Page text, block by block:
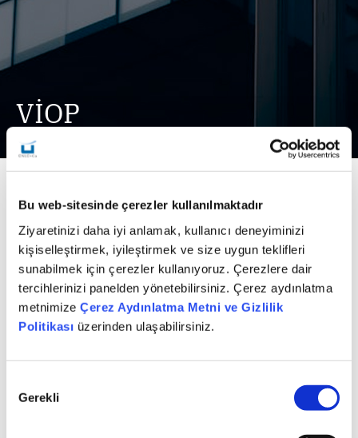
Bu web-sitesinde çerezler kullanılmaktadır
Ziyaretinizi daha iyi anlamak, kullanıcı deneyiminizi
kişiselleştirmek, iyileştirmek ve size uygun teklifleri
sunabilmek için çerezler kullanıyoruz. Çerezlere dair
tercihlerinizi panelden yönetebilirsiniz. Çerez aydınlatma
metnimize Çerez Aydınlatma Metni ve Gizlilik
Politikası üzerinden ulaşabilirsiniz.
Seçimi
Gerekli
VİOP
profilleri, hedefleri ve varlık yapıları doğrultusunda VİOP
işlemleri için kişiselleştirilmiş stratejiler oluşturuyoruz.
Her yatırımcıyı kendi finansal yolculuğu içinde
değerlendirerek ihtiyaçlarına uygun planlama önerileri
sunuyoruz.
Portföy riskini yönetmek, piyasa beklentilerini
fiyatlamak veya getiri potansiyeli oluşturmak isteyen
sürecin tamamında yanlarında yer alıyoruz.
Döviz, endeks, faiz, emtia ve hisse türevleri üzerine
işlem yapılabilen VİOP’ta gelişmiş işlem altyapımız ve